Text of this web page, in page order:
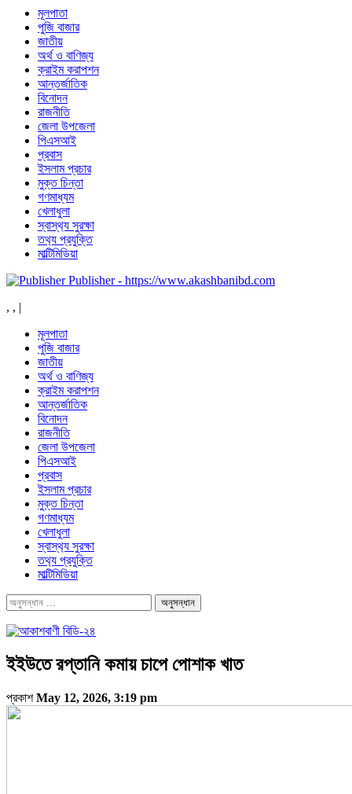
মূলপাতা
পুজি বাজার
জাতীয়
অর্থ ও বাণিজ্য
ক্রাইম করাপশন
আন্তর্জাতিক
বিনোদন
রাজনীতি
জেলা উপজেলা
পিএসআই
প্রবাস
ইসলাম প্রচার
মুক্ত চিন্তা
গণমাধ্যম
খেলাধুলা
স্বাস্থ‍্য সুরক্ষা
তথ‍্য প্রযুক্তি
মাল্টিমিডিয়া
Publisher - https://www.akashbanibd.com
, , |
মূলপাতা
পুজি বাজার
জাতীয়
অর্থ ও বাণিজ্য
ক্রাইম করাপশন
আন্তর্জাতিক
বিনোদন
রাজনীতি
জেলা উপজেলা
পিএসআই
প্রবাস
ইসলাম প্রচার
মুক্ত চিন্তা
গণমাধ্যম
খেলাধুলা
স্বাস্থ‍্য সুরক্ষা
তথ‍্য প্রযুক্তি
মাল্টিমিডিয়া
ইইউতে রপ্তানি কমায় চাপে পোশাক খাত
প্রকাশMay 12, 2026, 3:19 pm